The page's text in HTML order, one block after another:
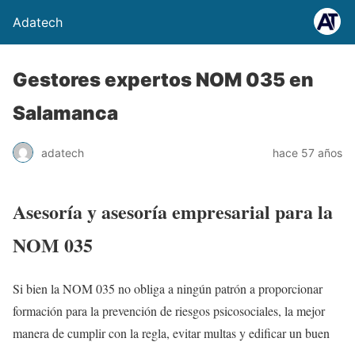
Adatech
Gestores expertos NOM 035 en
Salamanca
adatech hace 57 años
Asesoría y asesoría empresarial para la
NOM 035
Si bien la NOM 035 no obliga a ningún patrón a proporcionar
formación para la prevención de riesgos psicosociales, la mejor
manera de cumplir con la regla, evitar multas y edificar un buen